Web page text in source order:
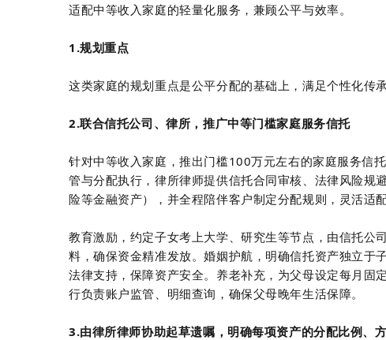
适配中等收入家庭的轻量化服务，兼顾公平与效率。
1.规划重点
这类家庭的规划重点是公平分配的基础上，满足个性化传
2.联合信托公司、律所，推广中等门槛家庭服务信托
针对中等收入家庭，推出门槛100万元左右的家庭服务信
管与分配执行，律所律师提供信托合同审核、法律风险规
险等金融资产），并全程陪伴客户制定分配规则，灵活适
教育激励，约定子女考上大学、研究生等节点，由信托
料，确保资金精准发放。婚姻护航，明确信托资产独立于
法律支持，保障资产安全。养老补充，为父母设定每月固
行负责账户监管、明细查询，确保父母晚年生活保障。
3.由律所律师协助起草遗嘱，明确每项资产的分配比例、